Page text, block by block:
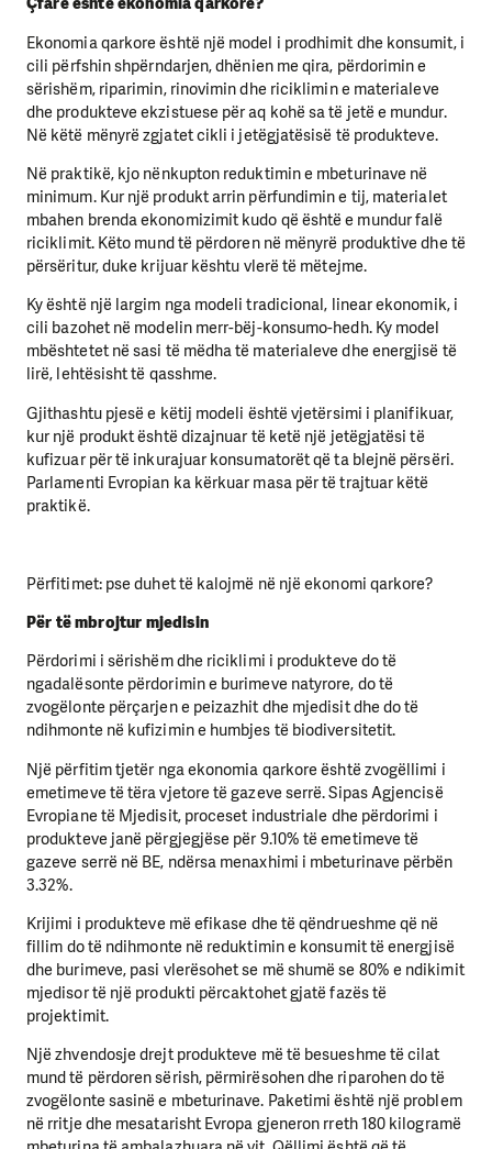
Ekonomia qarkore është një model i prodhimit dhe konsumit, i
cili përfshin shpërndarjen, dhënien me qira, përdorimin e
sërishëm, riparimin, rinovimin dhe riciklimin e materialeve
dhe produkteve ekzistuese për aq kohë sa të jetë e mundur.
Në këtë mënyrë zgjatet cikli i jetëgjatësisë të produkteve.
Në praktikë, kjo nënkupton reduktimin e mbeturinave në
minimum. Kur një produkt arrin përfundimin e tij, materialet
mbahen brenda ekonomizimit kudo që është e mundur falë
riciklimit. Këto mund të përdoren në mënyrë produktive dhe të
përsëritur, duke krijuar kështu vlerë të mëtejme.
Ky është një largim nga modeli tradicional, linear ekonomik, i
cili bazohet në modelin merr-bëj-konsumo-hedh. Ky model
mbështetet në sasi të mëdha të materialeve dhe energjisë të
lirë, lehtësisht të qasshme.
Gjithashtu pjesë e këtij modeli është vjetërsimi i planifikuar,
kur një produkt është dizajnuar të ketë një jetëgjatësi të
kufizuar për të inkurajuar konsumatorët që ta blejnë përsëri.
Parlamenti Evropian ka kërkuar masa për të trajtuar këtë
praktikë.
Përfitimet: pse duhet të kalojmë në një ekonomi qarkore?
Për të mbrojtur mjedisin
Përdorimi i sërishëm dhe riciklimi i produkteve do të
ngadalësonte përdorimin e burimeve natyrore, do të
zvogëlonte përçarjen e peizazhit dhe mjedisit dhe do të
ndihmonte në kufizimin e humbjes të biodiversitetit.
Një përfitim tjetër nga ekonomia qarkore është zvogëllimi i
emetimeve të tëra vjetore të gazeve serrë. Sipas Agjencisë
Evropiane të Mjedisit, proceset industriale dhe përdorimi i
produkteve janë përgjegjëse për 9.10% të emetimeve të
gazeve serrë në BE, ndërsa menaxhimi i mbeturinave përbën
3.32%.
Krijimi i produkteve më efikase dhe të qëndrueshme që në
fillim do të ndihmonte në reduktimin e konsumit të energjisë
dhe burimeve, pasi vlerësohet se më shumë se 80% e ndikimit
mjedisor të një produkti përcaktohet gjatë fazës të
projektimit.
Një zhvendosje drejt produkteve më të besueshme të cilat
mund të përdoren sërish, përmirësohen dhe riparohen do të
zvogëlonte sasinë e mbeturinave. Paketimi është një problem
në rritje dhe mesatarisht Evropa gjeneron rreth 180 kilogramë